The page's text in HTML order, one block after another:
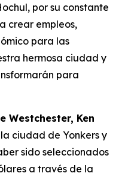
por su constante
crear empleos,
para las
hermosa ciudad y
para
Westchester, Ken
ciudad de Yonkers y
sido seleccionados
a través de la